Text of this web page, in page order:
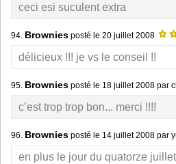
ceci esi suculent extra
94. Brownies posté le 20 juillet 2008
délicieux !!! je vs le conseil !!
95. Brownies posté le 18 juillet 2008 par
c’est trop trop bon... merci !!!!
96. Brownies posté le 14 juillet 2008 par
en plus le jour du quatorze juillet